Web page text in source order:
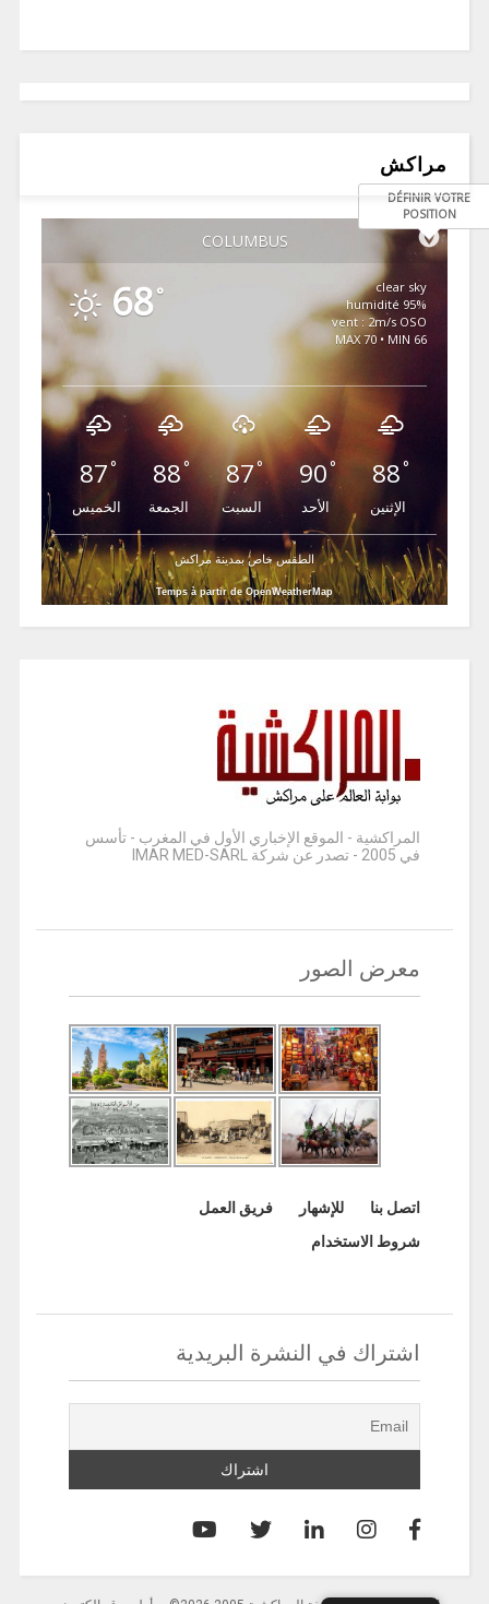
مراكش
COLUMBUS
DÉFINIR VOTRE
POSITION
68 °
clear sky
95% humidité
vent : 2m/s OSO
MAX 70 • MIN 66
87°
الخميس
88°
الجمعة
87°
السبت
90°
الأحد
88°
الإثنين
الطقس خاص بمدينة مراكش
Temps à partir de OpenWeatherMap
المراكشية - الموقع الإخباري الأول في المغرب - تأسس
في 2005 - تصدر عن شركة IMAR MED-SARL
معرض الصور
اتصل بنا للإشهار
فريق العمل
شروط الاستخدام
اشتراك في النشرة البريدية